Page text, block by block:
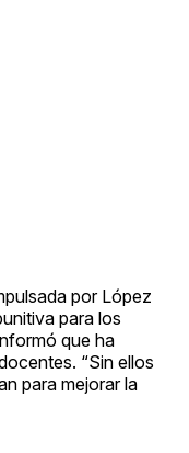
por López
para los
que ha
“Sin ellos
para mejorar la